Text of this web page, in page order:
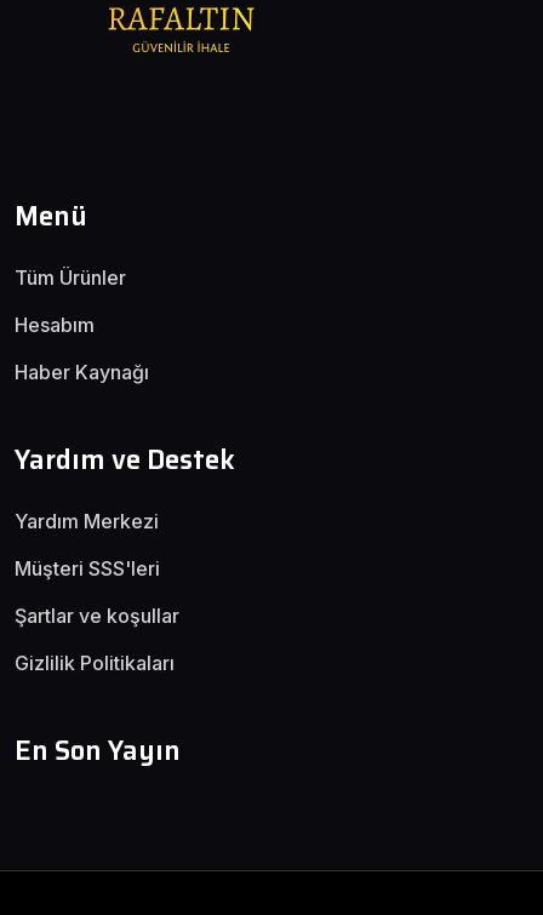
Menü
Tüm Ürünler
Hesabım
Haber Kaynağı
Yardım ve Destek
Yardım Merkezi
Müşteri SSS'leri
Şartlar ve koşullar
Gizlilik Politikaları
En Son Yayın